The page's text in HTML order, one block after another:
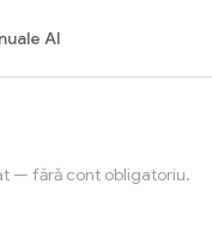
AI
— fără cont obligatoriu.